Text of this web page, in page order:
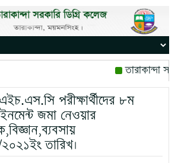
তারাকান্দা
রোজ বৃহস্পতিবার।
মোবাইল নম্বর:
পরীক্ষার্থীদের ৮ম
জমা নেওয়ার
তারিখ।